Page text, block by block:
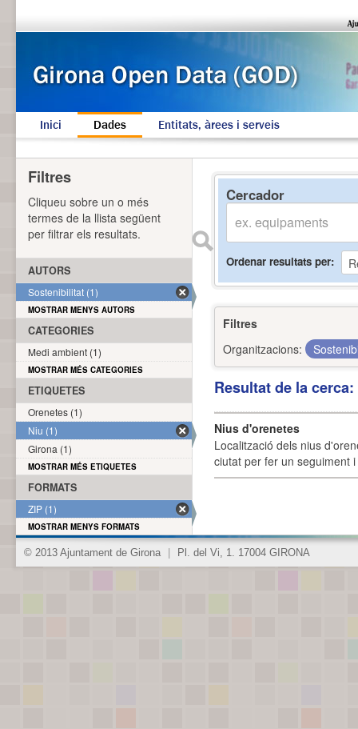
Inici Dades Entitats, àrees i serveis
Cercador
Ordenar resultats per
Filtres
Organitzacions:
Resultat de la
Nius d'orenetes
Localització dels nius
ciutat per fer un seguiment
Filtres
Cliqueu sobre un o més
termes de la llista següent
per filtrar els resultats.
AUTORS
Sostenibilitat (1)
MOSTRAR MENYS AUTORS
CATEGORIES
Medi ambient (1)
MOSTRAR MÉS CATEGORIES
ETIQUETES
Orenetes (1)
Niu (1)
Girona (1)
MOSTRAR MÉS ETIQUETES
FORMATS
ZIP (1)
MOSTRAR MENYS FORMATS
© 2013 Ajuntament de Girona Pl. del Vi, 1. 17004 GIRONA